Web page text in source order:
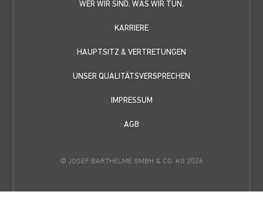
WER WIR SIND. WAS WIR TUN.
KARRIERE
HAUPTSITZ & VERTRETUNGEN
UNSER QUALITÄTSVERSPRECHEN
IMPRESSUM
AGB
© JOSEF BARTHELME GMBH & CO. KG 2026